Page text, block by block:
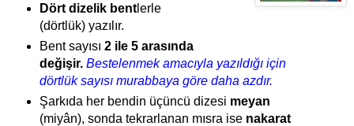
Dört dizelik bentlerle
(dörtlük) yazılır.
Bent sayısı 2 ile 5 arasında
değişir. Bestelenmek amacıyla yazıldığı için
dörtlük sayısı murabbaya göre daha azdır.
Şarkıda her bendin üçüncü dizesi meyan
(miyân), sonda tekrarlanan mısra ise nakarat